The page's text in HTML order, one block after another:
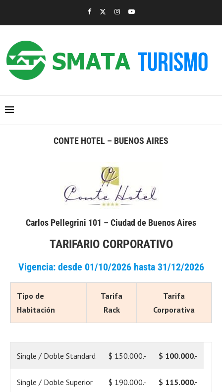
CONTE HOTEL – BUENOS AIRES
Carlos Pellegrini 101 – Ciudad de Buenos Aires
TARIFARIO CORPORATIVO
Vigencia: desde 01/10/2026 hasta 31/12/2026
Tipo de
Habitación
Tarifa
Rack
Tarifa
Corporativa
Single / Doble Standard $ 150.000.- $ 100.000.-
Single / Doble Superior $ 190.000.- $ 115.000.-